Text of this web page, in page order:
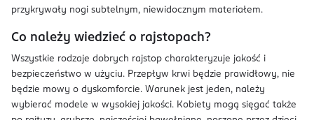
przykrywały nogi subtelnym, niewidocznym materiałem.
Co należy wiedzieć o rajstopach?
Wszystkie rodzaje dobrych rajstop charakteryzuje jakość i
bezpieczeństwo w użyciu. Przepływ krwi będzie prawidłowy, nie
będzie mowy o dyskomforcie. Warunek jest jeden, należy
wybierać modele w wysokiej jakości. Kobiety mogą sięgać także